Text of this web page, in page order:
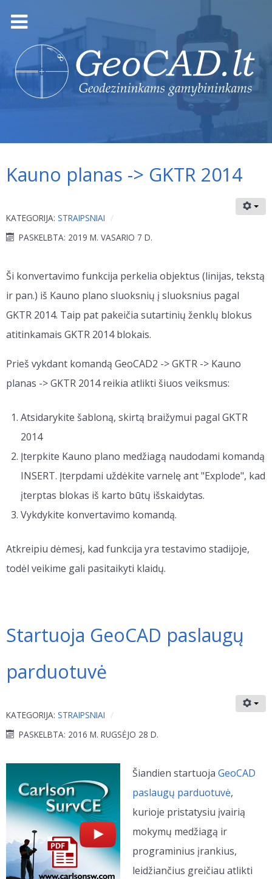
Kauno planas -> GKTR 2014
KATEGORIJA: STRAIPSNIAI
PASKELBTA: 2019 M. VASARIO 7 D.
Ši konvertavimo funkcija perkelia objektus (linijas, tekstą
ir pan.) iš Kauno plano sluoksnių į sluoksnius pagal
GKTR 2014. Taip pat pakeičia sutartinių ženklų blokus
atitinkamais GKTR 2014 blokais.
Prieš vykdant komandą GeoCAD2 -> GKTR -> Kauno
planas -> GKTR 2014 reikia atlikti šiuos veiksmus:
Atsidarykite šabloną, skirtą braižymui pagal GKTR
2014
Įterpkite Kauno plano medžiagą naudodami komandą
INSERT. Įterpdami uždėkite varnelę ant "Explode", kad
įterptas blokas iš karto būtų išskaidytas.
Vykdykite konvertavimo komandą.
Atkreipiu dėmesį, kad funkcija yra testavimo stadijoje,
todėl veikime gali pasitaikyti klaidų.
Startuoja GeoCAD paslaugų
parduotuvė
KATEGORIJA: STRAIPSNIAI
PASKELBTA: 2016 M. RUGSĖJO 28 D.
Šiandien startuoja GeoCAD
paslaugų parduotuvė,
kurioje pristatysiu įvairią
mokymų medžiagą ir
programinius įrankius,
leidžiančius greičiau atlikti